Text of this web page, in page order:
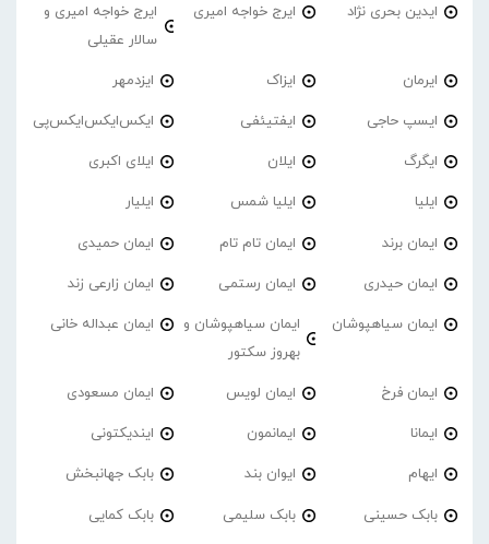
ایدین بحری نژاد ایرج خواجه امیری
ایرج خواجه امیری و
سالار عقیلی
ایرمان ایزاک ایزدمهر
ایسپ حاجی ایفتیئفی ایکس‌ایکس‌ایکس‌پی
ایگرگ ایلان ایلای اکبری
ایلیا ایلیا شمس ایلیار
ایمان برند ایمان تام تام ایمان حمیدی
ایمان حیدری ایمان رستمی ایمان زارعی زند
ایمان سیاهپوشان
ایمان سیاهپوشان و
بهروز سکتور
ایمان عبداله خانی
ایمان فرخ ایمان لویس ایمان مسعودی
ایمانا ایمانمون ایندیکتونی
ایهام ایوان بند بابک جهانبخش
بابک حسینی بابک سلیمی بابک کمایی